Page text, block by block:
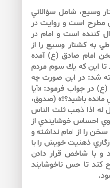
وسيع، شامل سؤالاتي
مطرح است و روايت در
كننده است و امام در
به كشتار وسيع را از
امام صادق (ع) آمده
اين كه يك سوم مردم
شد: در اين صورت چه
در جواب فرمود: «آيا
باشيد؟!» (صدوق،
له اذا ذهب ثلث الناس
احساس خوشايندي از
را از امام نداشته و
ذهنيت خويش را با
و با شاخص قرار دادن
كند تا حس ناخوشايند